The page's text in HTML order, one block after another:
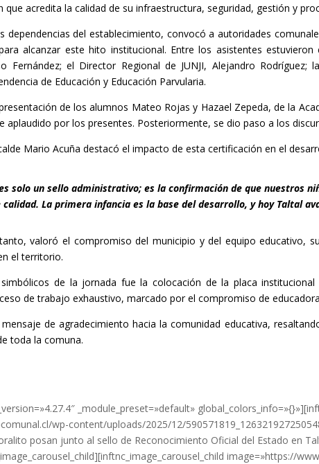
que acredita la calidad de su infraestructura, seguridad, gestión y
dependencias del establecimiento, convocó a autoridades
alcanzar este hito institucional. Entre los asistentes
Fernández; el Director Regional de JUNJI, Alejandro
de Educación y Educación Parvularia.
de los alumnos Mateo Rojas y Hazael Zepeda, de la
aplaudido por los presentes. Posteriormente, se dio paso a los
Mario Acuña destacó el impacto de esta certificación en el
solo un sello administrativo; es la confirmación de que nuestros
La primera infancia es la base del desarrollo, y hoy Taltal
tanto, valoró el compromiso del municipio y del equipo educativo,
el territorio.
de la jornada fue la colocación de la placa
de trabajo exhaustivo, marcado por el compromiso de
de agradecimiento hacia la comunidad educativa,
toda la comuna.
_module_preset=»default»
wp-content/uploads/2025/12/
posan junto al sello de Reconocimiento Oficial del Estado en
image=»https://